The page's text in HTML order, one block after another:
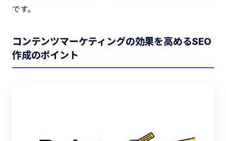
です。
コンテンツマーケティングの効果を高めるSEO
作成のポイント